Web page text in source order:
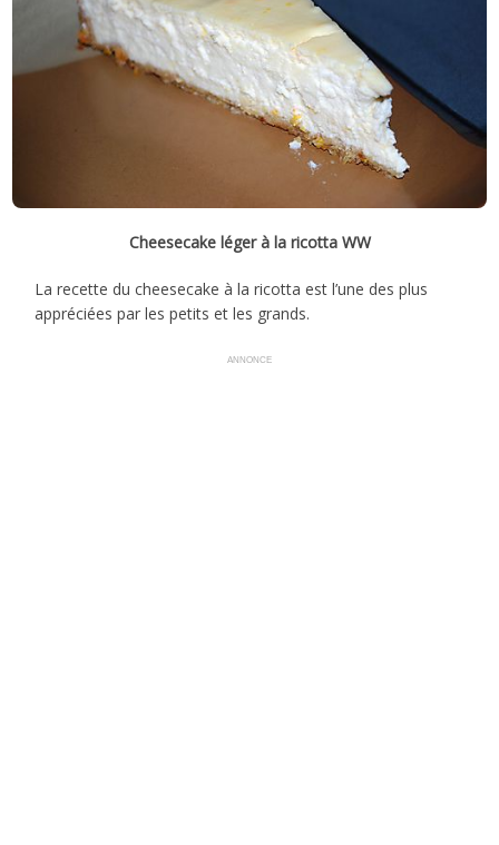
Cheesecake léger à la ricotta WW
La recette du cheesecake à la ricotta est l’une des plus
appréciées par les petits et les grands.
ANNONCE